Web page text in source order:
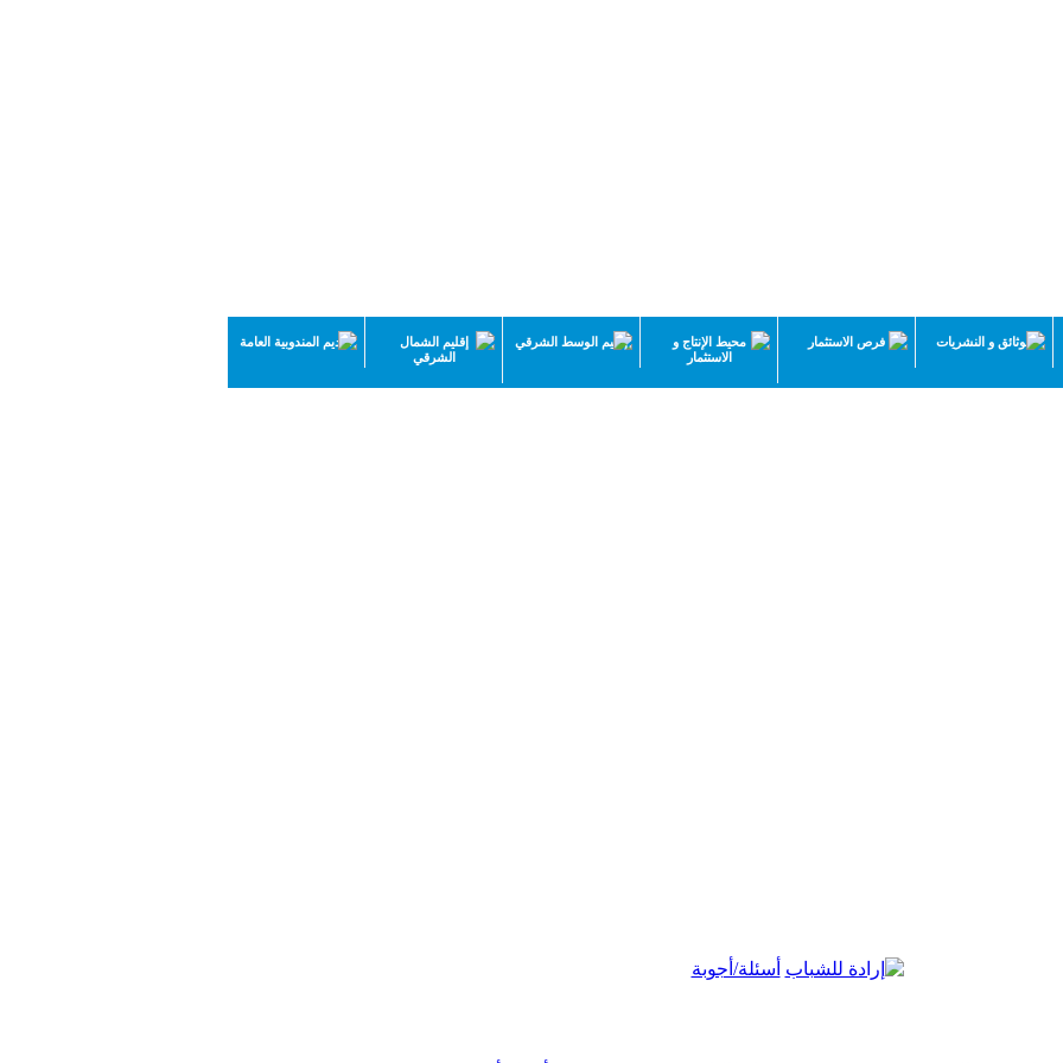
تقديم المندوبية العامة
إقليم الشمال
الشرقي
إقليم الوسط الشرقي
محيط الإنتاج و
الاستثمار
فرص الاستثمار الوثائق و النشريات
أسئلة/أجوبة